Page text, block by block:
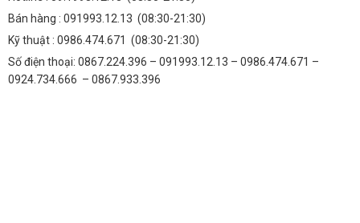
Bán hàng : 091993.12.13 (08:30-21:30)
Kỹ thuật : 0986.474.671 (08:30-21:30)
Số điện thoại: 0867.224.396 – 091993.12.13 – 0986.474.671 –
0924.734.666 – 0867.933.396